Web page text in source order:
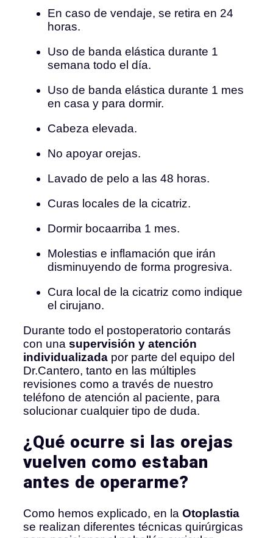
En caso de vendaje, se retira en 24
horas.
Uso de banda elástica durante 1
semana todo el día.
Uso de banda elástica durante 1 mes
en casa y para dormir.
Cabeza elevada.
No apoyar orejas.
Lavado de pelo a las 48 horas.
Curas locales de la cicatriz.
Dormir bocaarriba 1 mes.
Molestias e inflamación que irán
disminuyendo de forma progresiva.
Cura local de la cicatriz como indique
el cirujano.
Durante todo el postoperatorio contarás
con una supervisión y atención
individualizada por parte del equipo del
Dr.Cantero, tanto en las múltiples
revisiones como a través de nuestro
teléfono de atención al paciente, para
solucionar cualquier tipo de duda.
¿Qué ocurre si las orejas
vuelven como estaban
antes de operarme?
Como hemos explicado, en la Otoplastia
se realizan diferentes técnicas quirúrgicas